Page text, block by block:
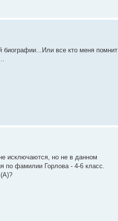
все кто меня помнит
исключаются, но не в данном
по фамилии Горлова - 4-6 класс.